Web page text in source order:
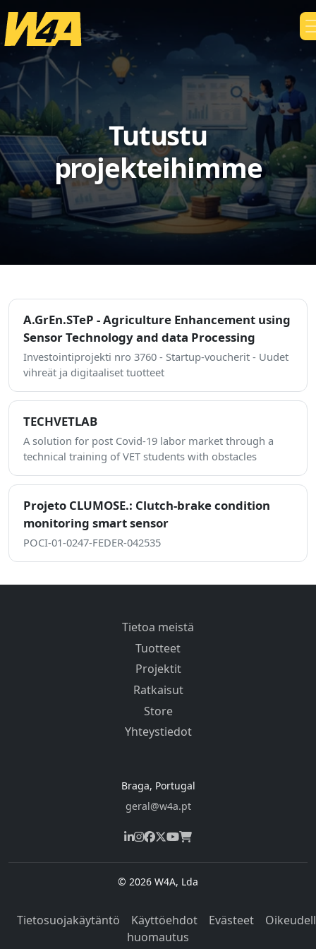
Tutustu
projekteihimme
A.GrEn.STeP - Agriculture Enhancement using
Sensor Technology and data Processing
Investointiprojekti nro 3760 - Startup-voucherit - Uudet
vihreät ja digitaaliset tuotteet
TECHVETLAB
A solution for post Covid-19 labor market through a
technical training of VET students with obstacles
Projeto CLUMOSE.: Clutch-brake condition
monitoring smart sensor
POCI-01-0247-FEDER-042535
Tietoa meistä
Tuotteet
Projektit
Ratkaisut
Store
Yhteystiedot
Braga, Portugal
geral@w4a.pt
© 2026 W4A, Lda
Tietosuojakäytäntö Käyttöehdot Evästeet
huomautus